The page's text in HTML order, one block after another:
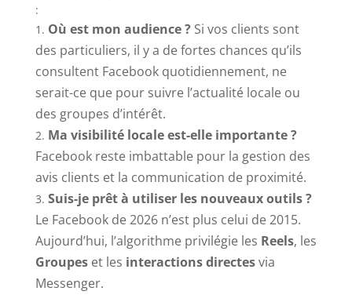
:
Où est mon audience ?Si vos clients sont
des particuliers, il y a de fortes chances qu’ils
consultent Facebook quotidiennement, ne
serait-ce que pour suivre l’actualité locale ou
des groupes d’intérêt.
Ma visibilité locale est-elle importante ?
Facebook reste imbattable pour la gestion des
avis clients et la communication de proximité.
Suis-je prêt à utiliser les nouveaux outils ?
Le Facebook de 2026 n’est plus celui de 2015.
Aujourd’hui, l’algorithme privilégie les Reels, les
Groupeset les interactions directesvia
Messenger.